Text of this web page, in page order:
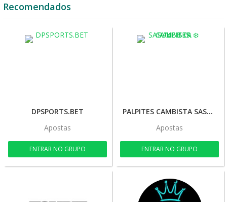
Recomendados
DPSPORTS.BET
Apostas
ENTRAR NO GRUPO
PALPITES CAMBISTA SASUKE BKR ❄️
Apostas
ENTRAR NO GRUPO